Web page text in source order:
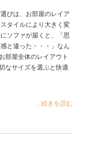
びは、お部屋のレイア
タイルにより大きく変
ソファが届くと、「思
と違った・・・」なん
部屋全体のレイアウト
なサイズを選ぶと快適
...続きを読む